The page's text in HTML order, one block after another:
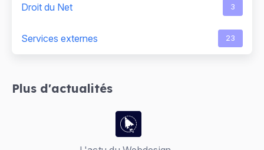
Droit du Net 3
Services externes 23
Plus d'actualités